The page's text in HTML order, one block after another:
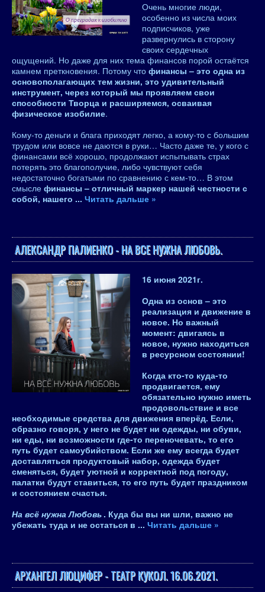
Очень многие люди,
особенно из числа моих
подписчиков, уже
развернулись в сторону
своих сердечных
ощущений. Но даже для них тема финансов порой остаётся
камнем преткновения. Потому что финансы – это одна из
основополагающих тем жизни, это удивительный
инструмент, через который мы проявляем свои
способности Творца и расширяемся, осваивая
физическое изобилие.
Кому-то деньги и блага приходят легко, а кому-то с большим
трудом или вовсе не даются в руки… Часто даже те, у кого с
финансами всё хорошо, продолжают испытывать страх
потерять это благополучие, либо чувствуют себя
недостаточно богатыми по сравнению с кем-то… В этом
смысле финансы – отличный маркер нашей честности с
собой, нашего ... Читать дальше »
АЛЕКСАНДР ПАЛИЕНКО - НА ВСЕ НУЖНА ЛЮБОВЬ.
16 июня 2021г.
Одна из основ – это
реализация и движение в
новое. Но важный
момент: двигаясь в
новое, нужно находиться
в ресурсном состоянии!
Когда кто-то куда-то
продвигается, ему
обязательно нужно иметь
продовольствие и все
необходимые средства для движения вперёд. Если,
образно говоря, у него не будет ни одежды, ни обуви,
ни еды, ни возможности где-то переночевать, то его
путь будет самоубийством. Если же ему всегда будет
доставляться продуктовый набор, одежда будет
сменяться, будет уютной и корректной под погоду,
палатки будут ставиться, то его путь будет праздником
и состоянием счастья.
На всё нужна Любовь . Куда бы вы ни шли, важно не
убежать туда и не остаться в ... Читать дальше »
АРХАНГЕЛ ЛЮЦИФЕР - ТЕАТР КУКОЛ. 16.06.2021.